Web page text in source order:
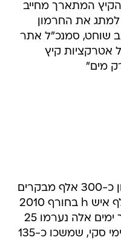
המתארך מחייב
למתג את החרמון
שוחט, סמנכ"ל אתר
אטרקציות קיץ
מים"
בחורף מבקרים באתר החרמון כ-300 אלף מבקרים
h בקיץ פוקדים אותו כ-40 אלף איש h בחורף 2010
נרשמו רק 2 ימי שלג h במהלך ימים אלה נערמו 25
ס"מ שלג h אלה הספיקו ל-6 ימי סקי, שמשכו כ-135